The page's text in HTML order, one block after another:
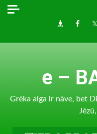
Skip
Draugiem
e –
Grēka alga ir nāve, bet